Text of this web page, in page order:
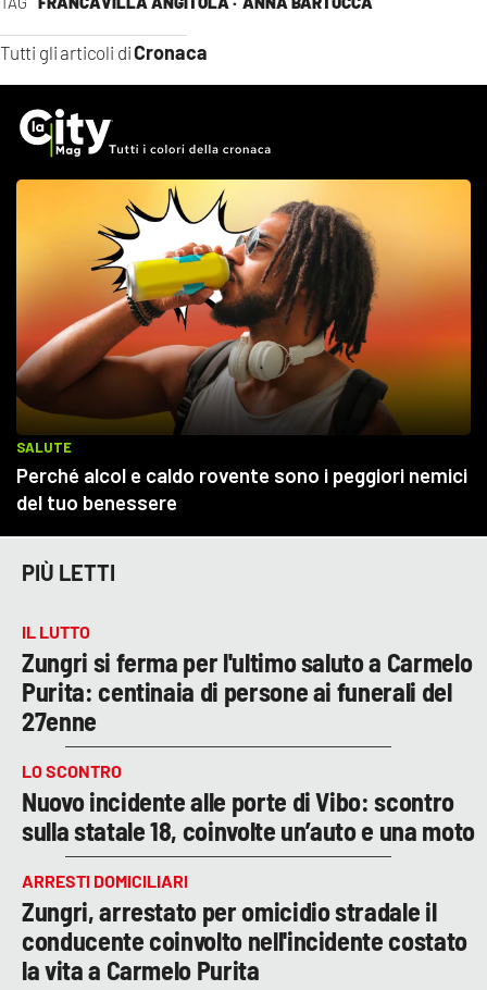
Tutti gli articoli diCronaca
PIÙ LETTI
IL LUTTO
Zungri si ferma per l'ultimo saluto a Carmelo
Purita: centinaia di persone ai funerali del
27enne
LO SCONTRO
Nuovo incidente alle porte di Vibo: scontro
sulla statale 18, coinvolte un’auto e una moto
ARRESTI DOMICILIARI
Zungri, arrestato per omicidio stradale il
conducente coinvolto nell'incidente costato
la vita a Carmelo Purita